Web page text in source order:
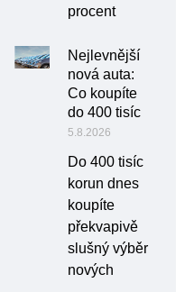
procent
Nejlevnější
nová auta:
Co koupíte
do 400 tisíc
5.8.2026
Do 400 tisíc
korun dnes
koupíte
překvapivě
slušný výběr
nových